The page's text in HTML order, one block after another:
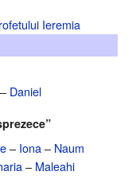
Ieremia
– Daniel
– Iona– Naum
– Maleahi